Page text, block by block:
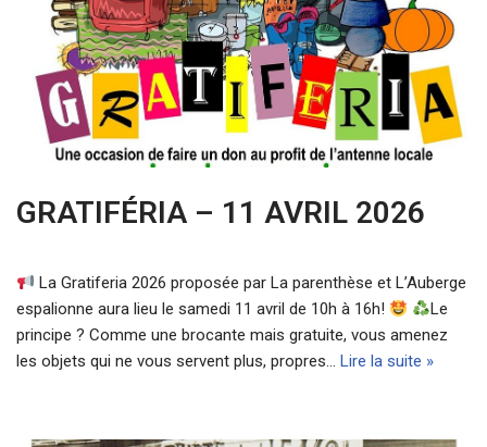
GRATIFÉRIA – 11 AVRIL 2026
La Gratiferia 2026 proposée par La parenthèse et L’Auberge
espalionne aura lieu le samedi 11 avril de 10h à 16h!
Le
principe ? Comme une brocante mais gratuite, vous amenez
les objets qui ne vous servent plus, propres… Lire la suite »